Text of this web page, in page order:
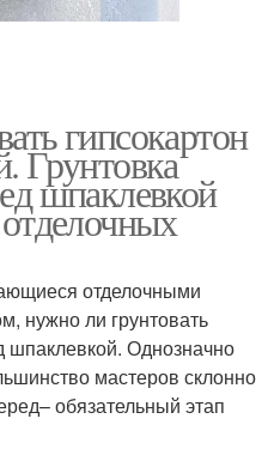
гипсокартон
Грунтовка
шпаклевкой
отделочными
нужно ли грунтовать
шпаклевкой. Однозначно
мастеров склонно
обязательный этап